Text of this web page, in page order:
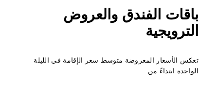
باقات الفندق والعروض
الترويجية
تعكس الأسعار المعروضة متوسط سعر الإقامة في الليلة
الواحدة ابتداءً من